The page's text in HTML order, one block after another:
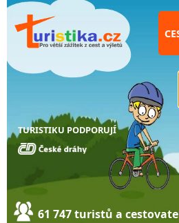
TURISTIKU PODPORUJÍ
61 747 turistů a